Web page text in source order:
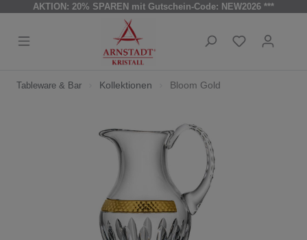
AKTION: 20% SPAREN mit Gutschein-Code: NEW2026 ***
Tableware & Bar Kollektionen Bloom Gold